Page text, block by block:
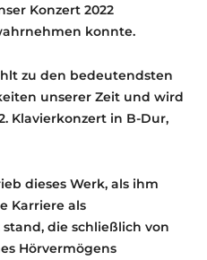
Konzert 2022
konnte.
zu den bedeutendsten
unserer Zeit und wird
Klavierkonzert in B-Dur,
dieses Werk, als ihm
Karriere als
die schließlich von
Hörvermögens